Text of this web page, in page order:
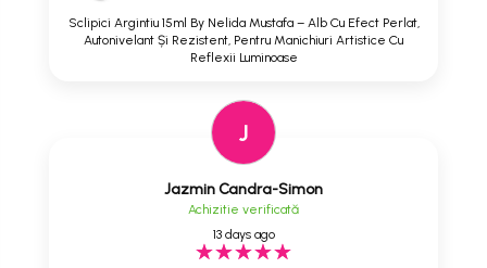
Sclipici Argintiu 15ml By Nelida Mustafa – Alb Cu Efect Perlat,
Autonivelant Și Rezistent, Pentru Manichiuri Artistice Cu
Reflexii Luminoase
J
Jazmin Candra-Simon
Achizitie verificată
13 days ago